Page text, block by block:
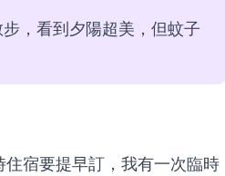
，看到夕陽超美，但蚊子
宿要提早訂，我有一次臨時